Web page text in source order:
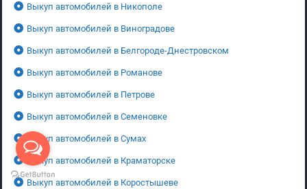
Выкуп автомобилей в Никополе
Выкуп автомобилей в Виноградове
Выкуп автомобилей в Белгороде-Днестровском
Выкуп автомобилей в Романове
Выкуп автомобилей в Петрове
Выкуп автомобилей в Семеновке
Выкуп автомобилей в Сумах
Выкуп автомобилей в Краматорске
Выкуп автомобилей в Коростышеве